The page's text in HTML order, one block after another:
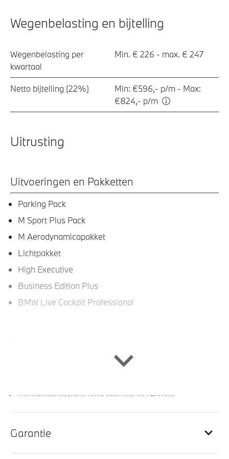
Wegenbelasting en bijtelling
Wegenbelasting per
kwartaal
Min. € 226 - max. € 247
Netto bijtelling (22%)
Min: €596,- p/m - Max:
€824,- p/m
Uitrusting
Uitvoeringen en Pakketten
Parking Pack
M Sport Plus Pack
M Aerodynamicapakket
Lichtpakket
High Executive
Business Edition Plus
BMW Live Cockpit Professional
Veiligheidsgordels voorzien van M striping
Ambiance verlichting
Stuurwielrand verwarmd
Garantie